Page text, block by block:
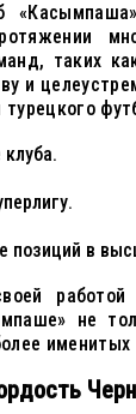
таких
и
позиций в
не
именитых